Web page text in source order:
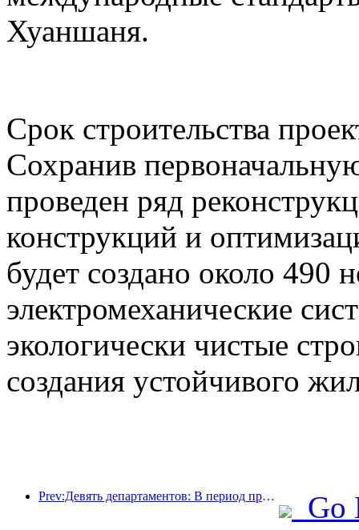
Хуаншаня.
Срок строительства
Сохранив
проведен ряд
конструкций и
будет создано около 490
электромеханические
экологически чистые
создания устойчивого
Prev:Девять департаментов: В период празднования Весеннего фестиваля сетевые отели и бутик-отели будут предлагать льготные условия.
Go